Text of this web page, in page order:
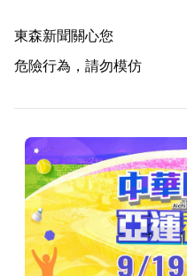
東森新聞關心您
危險行為，請勿模仿